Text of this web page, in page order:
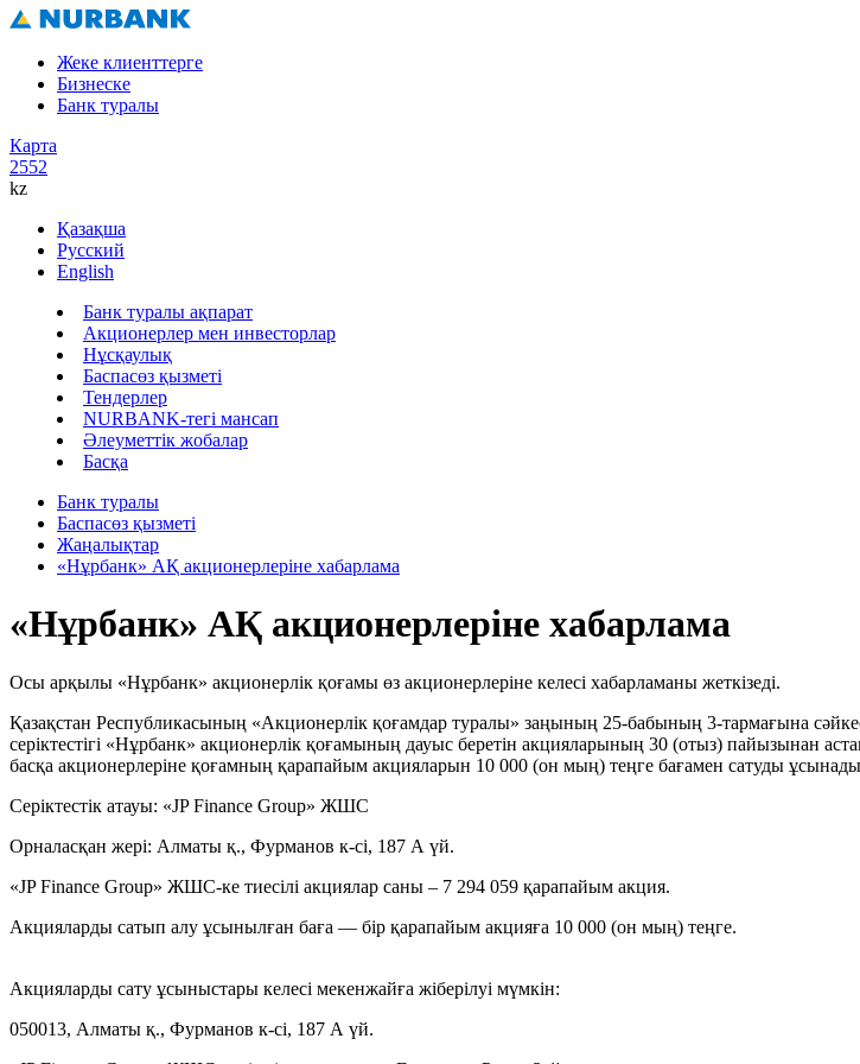
Жеке клиенттерге
Бизнеске
Банк туралы
Карта
2552
kz
Қазақша
Русский
English
Банк туралы ақпарат
Акционерлер мен инвесторлар
Нұсқаулық
Баспасөз қызметі
Тендерлер
NURBANK-тегі мансап
Әлеуметтік жобалар
Басқа
Банк туралы
Баспасөз қызметі
Жаңалықтар
«Нұрбанк» АҚ акционерлеріне хабарлама
«Нұрбанк» АҚ акционерлеріне хабарлама
Осы арқылы «Нұрбанк» акционерлік қоғамы өз акционерлеріне келесі хабарламаны жеткізеді.
Қазақстан Республикасының «Акционерлік қоғамдар туралы» заңының 25-бабының 3-тармағына
серіктестігі «Нұрбанк» акционерлік қоғамының дауыс беретін акцияларының 30 (отыз)
басқа акционерлеріне қоғамның қарапайым акцияларын 10 000 (он мың) теңге бағамен сатуды
Серіктестік атауы: «JP Finance Group» ЖШС
Орналасқан жері: Алматы қ., Фурманов к-сі, 187 А үй.
«JP Finance Group» ЖШС-ке тиесілі акциялар саны – 7 294 059 қарапайым акция.
Акцияларды сатып алу ұсынылған баға — бір қарапайым акцияға 10 000 (он мың) теңге.
Акцияларды сату ұсыныстары келесі мекенжайға жіберілуі мүмкін:
050013, Алматы қ., Фурманов к-сі, 187 А үй.